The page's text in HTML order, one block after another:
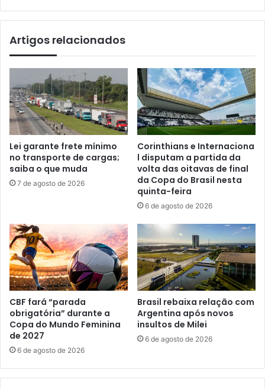
Artigos relacionados
Lei garante frete mínimo
no transporte de cargas;
saiba o que muda
7 de agosto de 2026
Corinthians e Internaciona
l disputam a partida da
volta das oitavas de final
da Copa do Brasil nesta
quinta-feira
6 de agosto de 2026
CBF fará “parada
obrigatória” durante a
Copa do Mundo Feminina
de 2027
6 de agosto de 2026
Brasil rebaixa relação com
Argentina após novos
insultos de Milei
6 de agosto de 2026